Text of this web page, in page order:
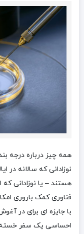
هستند – یا نوزادانی
فناوری کمک باروری
با جایزه ای برای در
احساسی یک سفر خسته